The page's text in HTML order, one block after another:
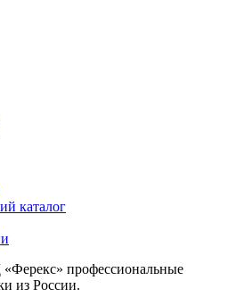
каталог
профессиональные
из России.